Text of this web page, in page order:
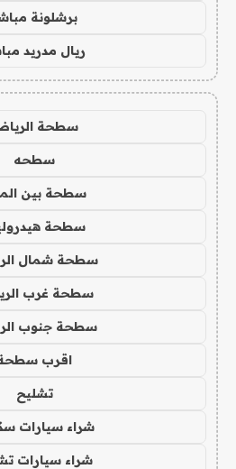
برشلونة
ريال مدريد
سطحة
سطحه
سطحة بين
سطحة
سطحة شمال
سطحة غرب
سطحة جنوب
اقرب
تشليح
شراء سيارات
شراء سيارات